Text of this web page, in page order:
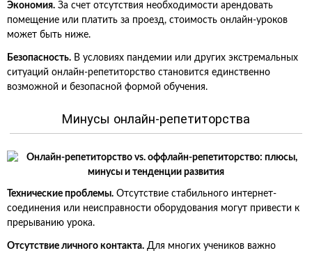
Экономия. За счет отсутствия необходимости арендовать
помещение или платить за проезд, стоимость онлайн-уроков
может быть ниже.
Безопасность. В условиях пандемии или других экстремальных
ситуаций онлайн-репетиторство становится единственно
возможной и безопасной формой обучения.
Минусы онлайн-репетиторства
Технические проблемы. Отсутствие стабильного интернет-
соединения или неисправности оборудования могут привести к
прерыванию урока.
Отсутствие личного контакта. Для многих учеников важно